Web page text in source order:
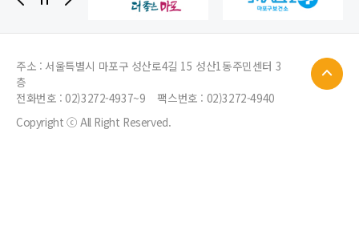
주소 : 서울특별시 마포구 성산로4길 15 성산1동주민센터 3
층
전화번호 :02)3272-4937~9
팩스번호 : 02)3272-4940
Copyright ⓒ All Right Reserved.